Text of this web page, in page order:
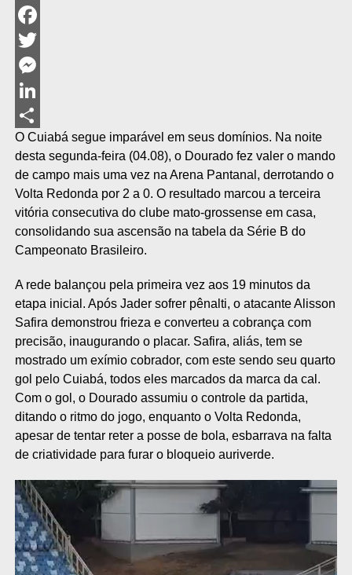
WhatsApp
Facebook
Twitter
Messenger
LinkedIn
Share
O Cuiabá segue imparável em seus domínios. Na noite
desta segunda-feira (04.08), o Dourado fez valer o mando
de campo mais uma vez na Arena Pantanal, derrotando o
Volta Redonda por 2 a 0. O resultado marcou a terceira
vitória consecutiva do clube mato-grossense em casa,
consolidando sua ascensão na tabela da Série B do
Campeonato Brasileiro.
A rede balançou pela primeira vez aos 19 minutos da
etapa inicial. Após Jader sofrer pênalti, o atacante Alisson
Safira demonstrou frieza e converteu a cobrança com
precisão, inaugurando o placar. Safira, aliás, tem se
mostrado um exímio cobrador, com este sendo seu quarto
gol pelo Cuiabá, todos eles marcados da marca da cal.
Com o gol, o Dourado assumiu o controle da partida,
ditando o ritmo do jogo, enquanto o Volta Redonda,
apesar de tentar reter a posse de bola, esbarrava na falta
de criatividade para furar o bloqueio auriverde.